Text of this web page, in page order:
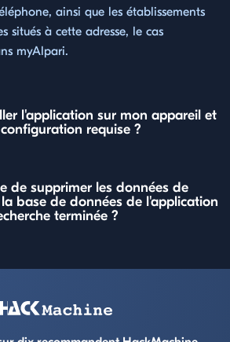
ainsi que les établissements
situés à cette adresse, le cas
myAlpari.
l'application sur mon appareil et
requise ?
de supprimer les données de
base de données de l'application
terminée ?